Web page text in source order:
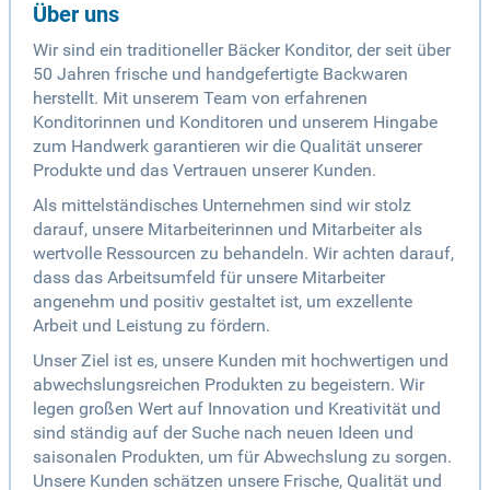
Über uns
Wir sind ein traditioneller Bäcker Konditor, der seit über
50 Jahren frische und handgefertigte Backwaren
herstellt. Mit unserem Team von erfahrenen
Konditorinnen und Konditoren und unserem Hingabe
zum Handwerk garantieren wir die Qualität unserer
Produkte und das Vertrauen unserer Kunden.
Als mittelständisches Unternehmen sind wir stolz
darauf, unsere Mitarbeiterinnen und Mitarbeiter als
wertvolle Ressourcen zu behandeln. Wir achten darauf,
dass das Arbeitsumfeld für unsere Mitarbeiter
angenehm und positiv gestaltet ist, um exzellente
Arbeit und Leistung zu fördern.
Unser Ziel ist es, unsere Kunden mit hochwertigen und
abwechslungsreichen Produkten zu begeistern. Wir
legen großen Wert auf Innovation und Kreativität und
sind ständig auf der Suche nach neuen Ideen und
saisonalen Produkten, um für Abwechslung zu sorgen.
Unsere Kunden schätzen unsere Frische, Qualität und